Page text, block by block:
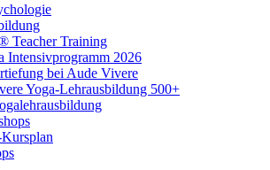
Teacher Training
Intensivprogramm 2026
bei Aude Vivere
Yoga-Lehrausbildung 500+